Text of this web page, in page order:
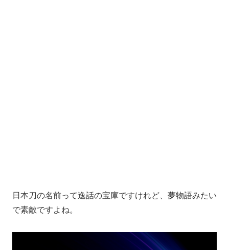
日本刀の名前って逸話の宝庫ですけれど、夢物語みたい
で素敵ですよね。